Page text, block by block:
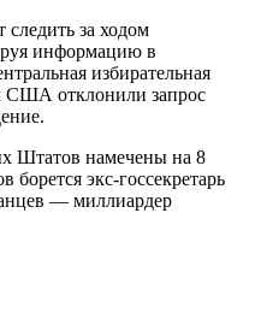
за ходом
информацию в
избирательная
США отклонили запрос
Штатов намечены на 8
борется экс-госсекретарь
— миллиардер